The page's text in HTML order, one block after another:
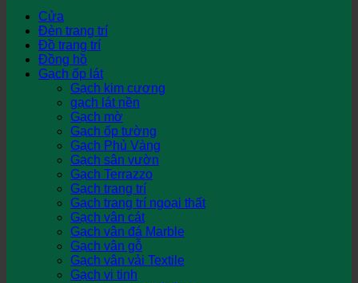
Cửa
Đèn trang trí
Đồ trang trí
Đồng hồ
Gạch ốp lát
Gạch kim cương
gạch lát nền
Gạch mờ
Gạch ốp tường
Gạch Phủ Vàng
Gạch sân vườn
Gạch Terrazzo
Gạch trang trí
Gạch trang trí ngoại thất
Gạch vân cát
Gạch vân đá Marble
Gạch vân gỗ
Gạch vân vải Textile
Gạch vi tinh